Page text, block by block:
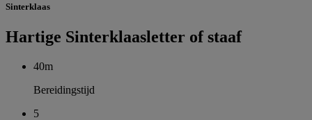
Sinterklaas
Hartige Sinterklaasletter of staaf
40m
Bereidingstijd
5